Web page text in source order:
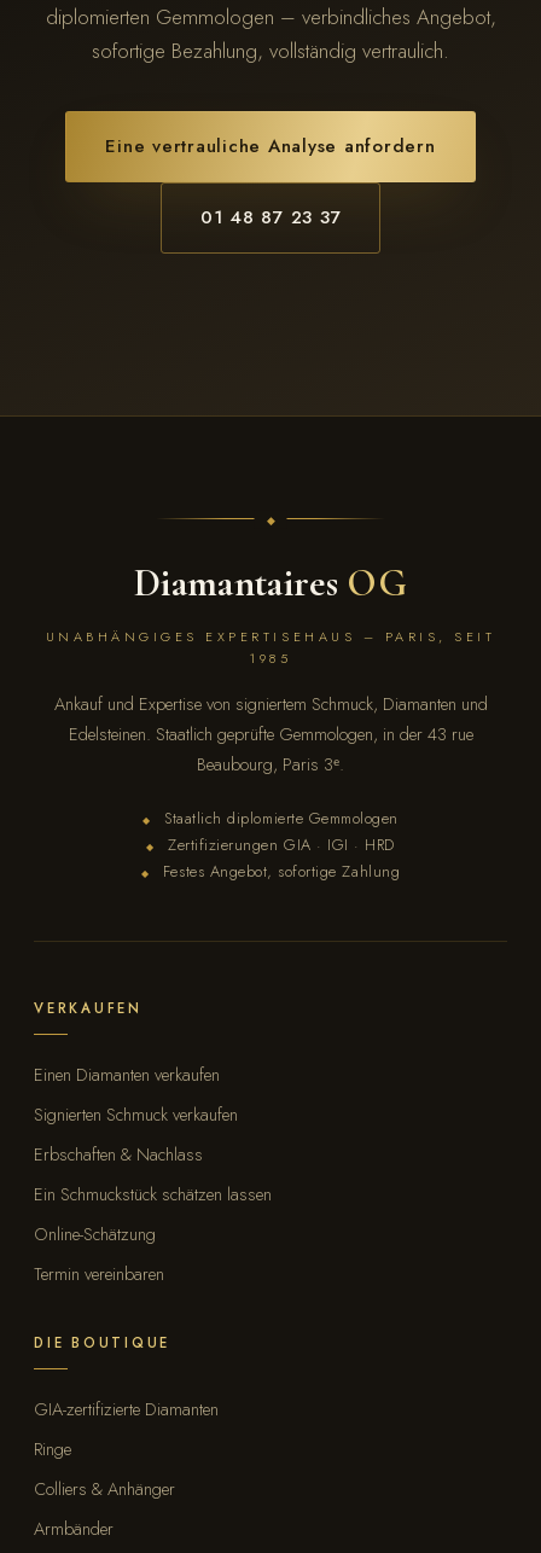
diplomierten Gemmologen – verbindliches Angebot,
sofortige Bezahlung, vollständig vertraulich.
Eine vertrauliche Analyse anfordern
01 48 87 23 37
Diamantaires OG
UNABHÄNGIGES EXPERTISEHAUS – PARIS, SEIT
1985
Ankauf und Expertise von signiertem Schmuck, Diamanten und
Edelsteinen. Staatlich geprüfte Gemmologen, in der 43 rue
Beaubourg, Paris 3ᵉ.
◆ Staatlich diplomierte Gemmologen
◆ Zertifizierungen GIA · IGI · HRD
◆ Festes Angebot, sofortige Zahlung
VERKAUFEN
Einen Diamanten verkaufen
Signierten Schmuck verkaufen
Erbschaften & Nachlass
Ein Schmuckstück schätzen lassen
Online-Schätzung
Termin vereinbaren
DIE BOUTIQUE
GIA-zertifizierte Diamanten
Ringe
Colliers & Anhänger
Armbänder